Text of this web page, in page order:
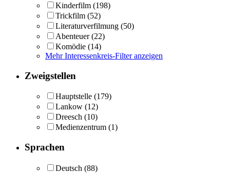
Kinderfilm (198)
Trickfilm (52)
Literaturverfilmung (50)
Abenteuer (22)
Komödie (14)
Mehr Interessenkreis-Filter anzeigen
Zweigstellen
Hauptstelle (179)
Lankow (12)
Dreesch (10)
Medienzentrum (1)
Sprachen
Deutsch (88)